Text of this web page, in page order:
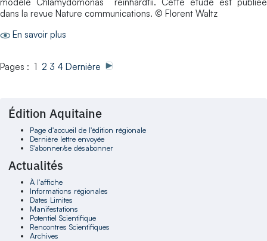
dans la revue Nature communications. © Florent Waltz
En savoir plus
Pages : 1 2 3 4 Dernière
Édition Aquitaine
Page d'accueil de l'édition régionale
Dernière lettre envoyée
S'abonner/se désabonner
Actualités
À l'affiche
Informations régionales
Dates Limites
Manifestations
Potentiel Scientifique
Rencontres Scientifiques
Archives